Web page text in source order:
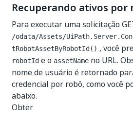
Recuperando ativos por
Para executar uma solicitação
/odata/Assets/
tRobotAssetByRobotId() , você
robotId e o assetName no URL.
nome de usuário é retornado
credencial por robô, como você
abaixo.
Obter